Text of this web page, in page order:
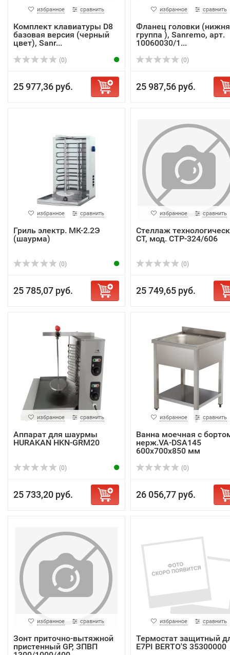
избранное сравнить
Комплект клавиатуры D8
базовая версия (черный
цвет), Sanr...
(0)
25 977,36 руб.
избранное сравнить
Фланец головки
группа ), Sanremo, арт.
10060030/1...
(0)
25 987,56 руб.
избранное сравнить
Гриль электр. МК-2.2Э
(шаурма)
(0)
25 785,07 руб.
избранное сравнить
Стеллаж
СТ, мод. СТР-324/606
(0)
25 749,65 руб.
избранное сравнить
Аппарат для шаурмы
HURAKAN HKN-GRM20
(0)
25 733,20 руб.
избранное сравнить
Ванна моечная с
нерж.VA-DSA145
600х700х850 мм
(0)
26 056,77 руб.
избранное сравнить
Зонт приточно-вытяжной
пристенный GP, ЗПВП
избранное сравнить
Термостат защитный
E7PI BERTO'S 35300000